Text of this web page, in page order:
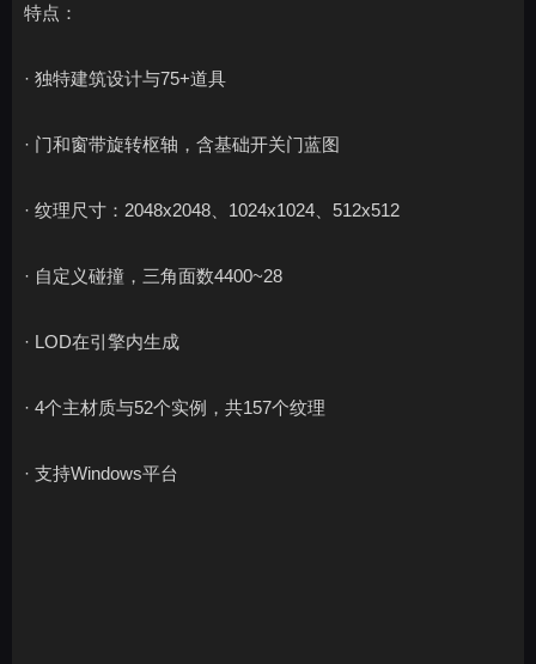
特点：
· 独特建筑设计与75+道具
· 门和窗带旋转枢轴，含基础开关门蓝图
· 纹理尺寸：2048x2048、1024x1024、512x512
· 自定义碰撞，三角面数4400~28
· LOD在引擎内生成
· 4个主材质与52个实例，共157个纹理
· 支持Windows平台